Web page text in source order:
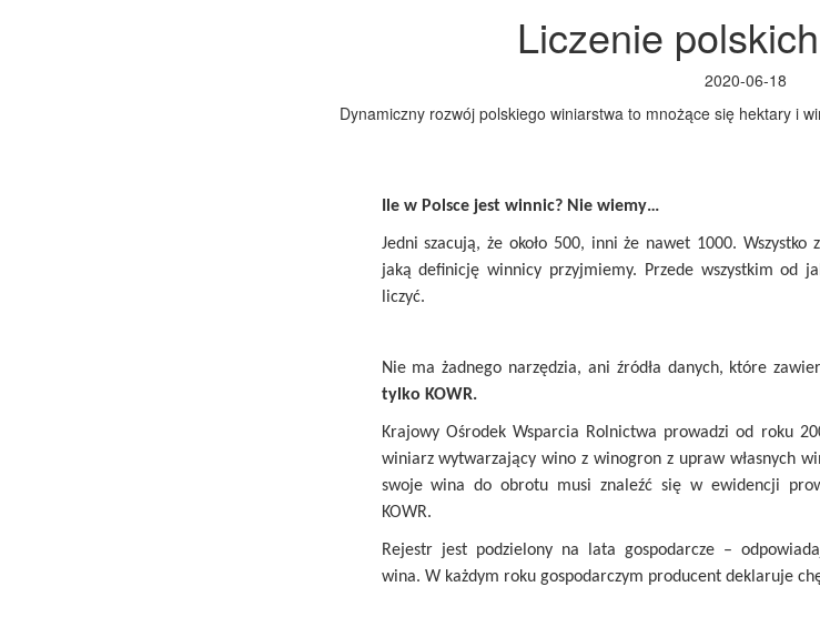
Liczenie
2020-06-18
Dynamiczny rozwój polskiego winiarstwa to mnożące się hektary i
Ile w Polsce jest winnic? Nie wiemy…
Jedni szacują, że około 500, inni że nawet 1000.
jaką definicję winnicy przyjmiemy. Przede wszystkim od
liczyć.
Nie ma żadnego narzędzia, ani źródła danych, które
tylko KOWR.
Krajowy Ośrodek Wsparcia Rolnictwa prowadzi od roku
winiarz wytwarzający wino z winogron z upraw własnych
swoje wina do obrotu musi znaleźć się w ewidencji
KOWR.
Rejestr jest podzielony na lata gospodarcze –
wina. W każdym roku gospodarczym producent deklaruje